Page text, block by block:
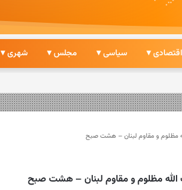
اقتصادی ▾ سیاسی ▾ مجلس ▾ شهری ▾
مظلوم و مقاوم لبنان – هشت صبح
مظلوم و مقاوم لبنان – هشت صبح